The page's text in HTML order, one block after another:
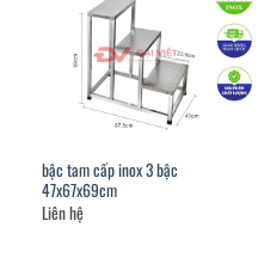
bậc tam cấp inox 3 bậc
47x67x69cm
Liên hệ